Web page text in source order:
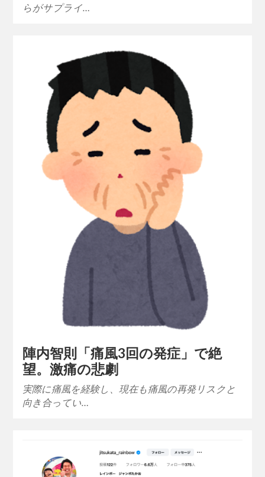
らがサプライ…
陣内智則「痛風3回の発症」で絶
望。激痛の悲劇
実際に痛風を経験し、現在も痛風の再発リスクと
向き合ってい…